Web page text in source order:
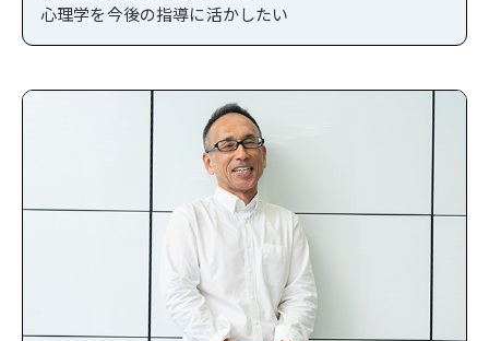
心理学を今後の指導に活かしたい